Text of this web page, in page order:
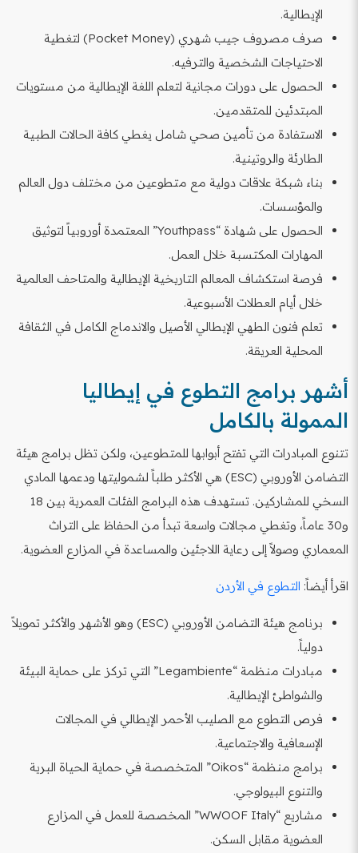
الإيطالية.
صرف مصروف جيب شهري (Pocket Money) لتغطية
الاحتياجات الشخصية والترفيه.
الحصول على دورات مجانية لتعلم اللغة الإيطالية من مستويات
المبتدئين للمتقدمين.
الاستفادة من تأمين صحي شامل يغطي كافة الحالات الطبية
الطارئة والروتينية.
بناء شبكة علاقات دولية مع متطوعين من مختلف دول العالم
والمؤسسات.
الحصول على شهادة “Youthpass” المعتمدة أوروبياً لتوثيق
المهارات المكتسبة خلال العمل.
فرصة استكشاف المعالم التاريخية الإيطالية والمتاحف العالمية
خلال أيام العطلات الأسبوعية.
تعلم فنون الطهي الإيطالي الأصيل والاندماج الكامل في الثقافة
المحلية العريقة.
أشهر برامج التطوع في إيطاليا
الممولة بالكامل
تتنوع المبادرات التي تفتح أبوابها للمتطوعين، ولكن تظل برامج هيئة
التضامن الأوروبي (ESC) هي الأكثر طلباً لشموليتها ودعمها المادي
السخي للمشاركين. تستهدف هذه البرامج الفئات العمرية بين 18
و30 عاماً، وتغطي مجالات واسعة تبدأ من الحفاظ على التراث
المعماري وصولاً إلى رعاية اللاجئين والمساعدة في المزارع العضوية.
اقرأ أيضاً: التطوع في الأردن
برنامج هيئة التضامن الأوروبي (ESC) وهو الأشهر والأكثر تمويلاً
دولياً.
مبادرات منظمة “Legambiente” التي تركز على حماية البيئة
والشواطئ الإيطالية.
فرص التطوع مع الصليب الأحمر الإيطالي في المجالات
الإسعافية والاجتماعية.
برامج منظمة “Oikos” المتخصصة في حماية الحياة البرية
والتنوع البيولوجي.
مشاريع “WWOOF Italy” المخصصة للعمل في المزارع
العضوية مقابل السكن.